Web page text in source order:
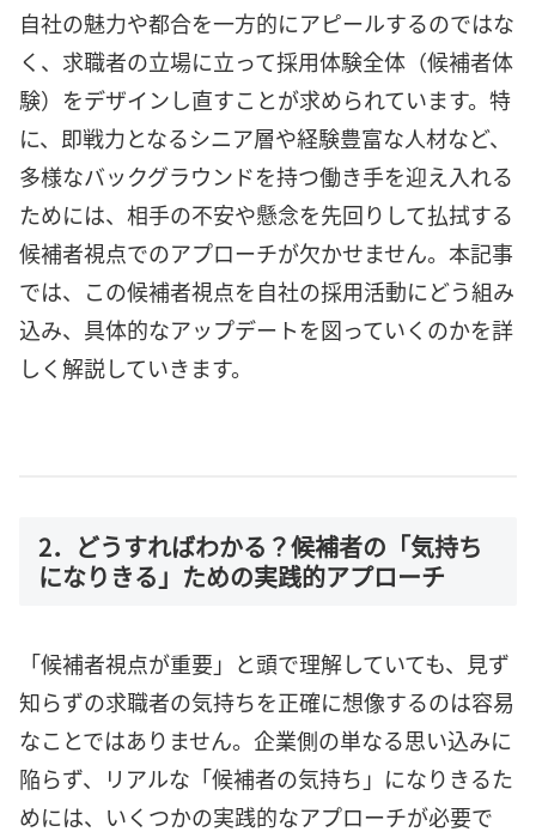
自社の魅力や都合を一方的にアピールするのではな
く、求職者の立場に立って採用体験全体（候補者体
験）をデザインし直すことが求められています。特
に、即戦力となるシニア層や経験豊富な人材など、
多様なバックグラウンドを持つ働き手を迎え入れる
ためには、相手の不安や懸念を先回りして払拭する
候補者視点でのアプローチが欠かせません。本記事
では、この候補者視点を自社の採用活動にどう組み
込み、具体的なアップデートを図っていくのかを詳
しく解説していきます。
2．どうすればわかる？候補者の「気持ち
になりきる」ための実践的アプローチ
「候補者視点が重要」と頭で理解していても、見ず
知らずの求職者の気持ちを正確に想像するのは容易
なことではありません。企業側の単なる思い込みに
陥らず、リアルな「候補者の気持ち」になりきるた
めには、いくつかの実践的なアプローチが必要で